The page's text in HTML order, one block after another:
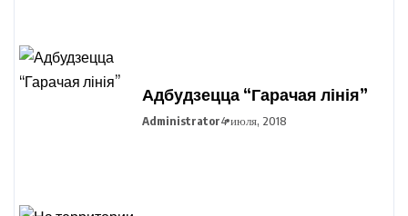
Адбудзецца “Гарачая лінія”
Administrator4 июля, 2018